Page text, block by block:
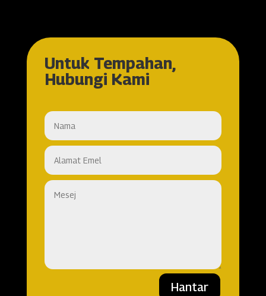
Untuk Tempahan,
Hubungi Kami
Hantar